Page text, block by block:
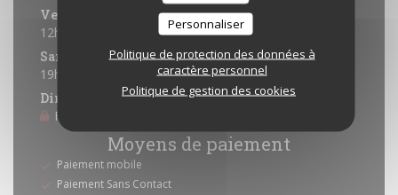
Personnaliser
Politique de protection des données à
caractère personnel
Politique de gestion des cookies
Vendredi
12h00 - 13h45
19h30 - 22h30
Samedi
19h30 - 22h30
Dimanche
Fermé
Moyens de paiement
Paiement mobile
Paiement Sans Contact